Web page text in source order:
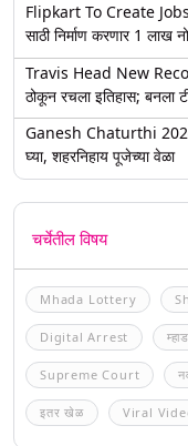
Flipkart To Create
साठी निर्माण करणार 1 लाख
Travis Head New
ठोकून रचला इतिहास; बनला
Ganesh Chaturthi
घ्या, शहरनिहाय पूजेच्या वेळा
चर्चेतील विषय
Mhada Lottery
Digital Arrest
Supreme Court
इतर खेळ Viral